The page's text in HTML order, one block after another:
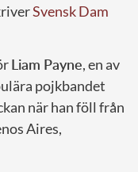
Svensk Dam
Liam Payne, en av
pojkbandet
när han föll från
Aires,